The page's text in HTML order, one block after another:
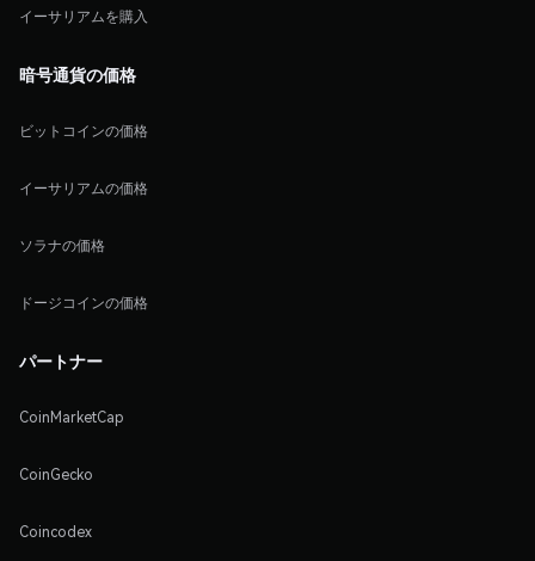
イーサリアムを購入
暗号通貨の価格
ビットコインの価格
イーサリアムの価格
ソラナの価格
ドージコインの価格
パートナー
CoinMarketCap
CoinGecko
Coincodex